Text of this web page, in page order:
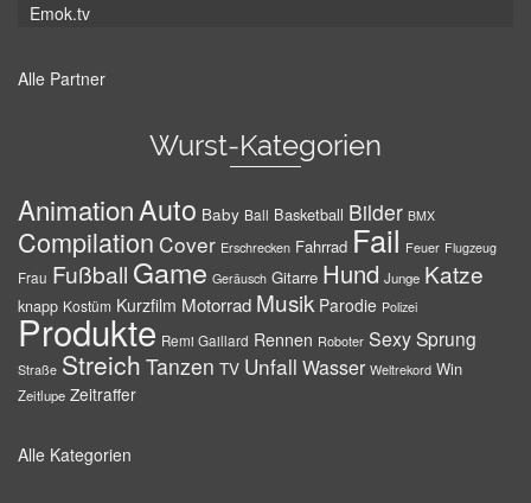
Emok.tv
Alle Partner
Wurst-Kategorien
AnimationAuto Baby Ball Basketball Bilder BMX
Compilation Cover Erschrecken Fahrrad Fail Feuer Flugzeug
Frau Fußball Game Geräusch Gitarre Hund Junge Katze
knapp Kostüm Kurzfilm Motorrad Musik Parodie Polizei
Produkte Remi Gaillard Rennen Roboter SexySprung
Straße Streich Tanzen TV Unfall Wasser Weltrekord Win
Zeitlupe Zeitraffer
Alle Kategorien